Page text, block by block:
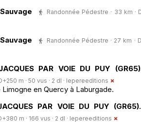
Randonnée Pédestre · 33 km ·
Randonnée Pédestre · 27 km ·
PAR VOIE DU PUY
m · 50 vus · 2 dl · lepereeditions
en Quercy à Laburgade.
PAR VOIE DU PUY (GR65).
m · 166 vus · 2 dl · lepereeditions